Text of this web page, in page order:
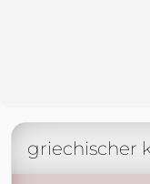
griechischer